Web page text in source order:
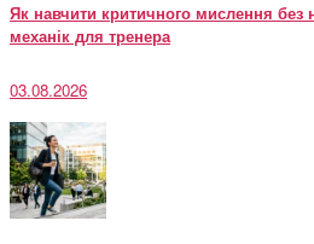
Як навчити критичного мислення без
механік для тренера
03.08.2026